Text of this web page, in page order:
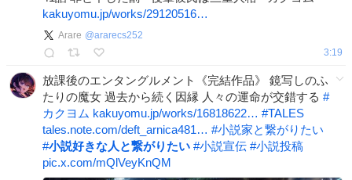
kakuyomu.jp/works/29120516…
Arare @ararecs252
3:19
放課後のエンタングルメント《完結作品》 鏡写しのふ
たりの魔女 過去から続く因縁 人々の運命が交錯する #
カクヨム kakuyomu.jp/works/16818622… #TALES
tales.note.com/deft_arnica481… #小説家と繋がりたい
#小説好きな人と繋がりたい #小説宣伝 #小説投稿
pic.x.com/mQlVeyKnQM